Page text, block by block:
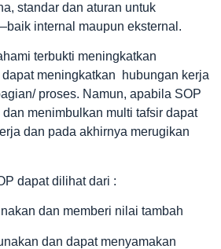
standar dan aturan untuk
internal maupun eksternal.
terbukti meningkatkan
meningkatkan hubungan kerja
proses. Namun, apabila SOP
menimbulkan multi tafsir dapat
dan pada akhirnya merugikan
dapat dilihat dari :
dan memberi nilai tambah
dan dapat menyamakan